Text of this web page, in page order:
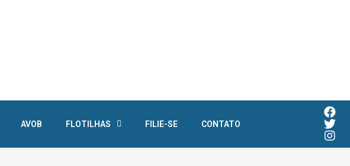
AVOB FLOTILHAS FILIE-SE CONTATO